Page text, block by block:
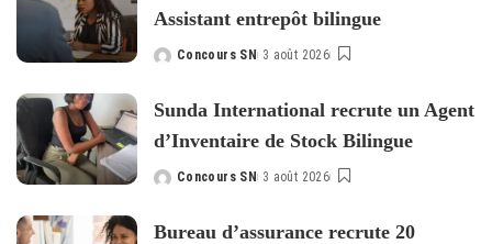
Assistant entrepôt bilingue
Posted
Concours SN 3 août 2026
Sunda International recrute un Agent
d’Inventaire de Stock Bilingue
Posted
Concours SN 3 août 2026
Bureau d’assurance recrute 20